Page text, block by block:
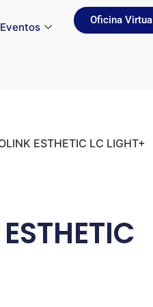
Eventos
Oficina Virtual
ESTHETIC LC LIGHT+